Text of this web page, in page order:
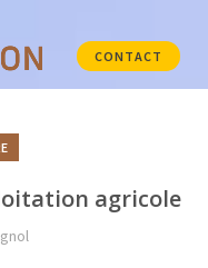
CONTACT
agricole